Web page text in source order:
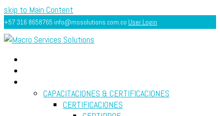
skip to Main Content
+57 316 8658765 info@mssolutions.com.co User Login
CAPACITACIONES & CERTIFICACIONES
CERTIFICACIONES